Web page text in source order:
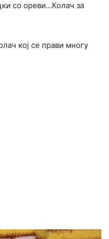
со ореви…Колач за
кој се прави многу